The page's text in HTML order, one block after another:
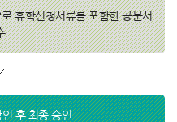
휴학신청서류를 포함한 공문서
인 후 최종 승인